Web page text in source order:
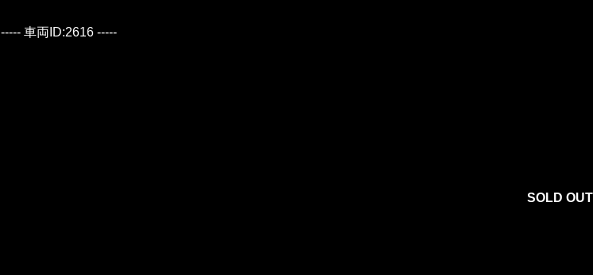
----- 車両ID:2616 -----
SOLD OUT